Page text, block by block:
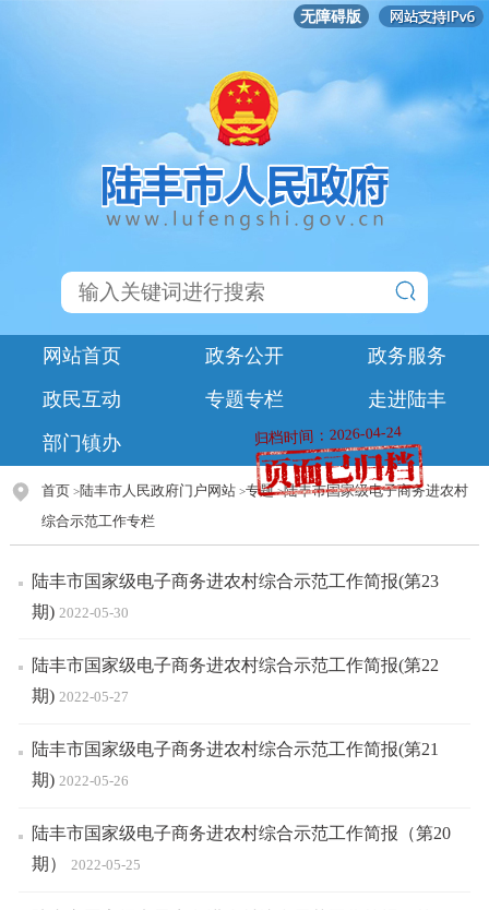
归档时间：2026-04-24
无障碍版
网站首页 政务公开
政务服务
政民互动
专题专栏
走进陆丰
部门镇办
首页 >陆丰市人民政府门户网站>专题>陆丰市国家级电子商务进农村
综合示范工作专栏
陆丰市国家级电子商务进农村综合示范工作简报(第23
期) 2022-05-30
陆丰市国家级电子商务进农村综合示范工作简报(第22
期) 2022-05-27
陆丰市国家级电子商务进农村综合示范工作简报(第21
期) 2022-05-26
陆丰市国家级电子商务进农村综合示范工作简报（第20
期）
2022-05-25